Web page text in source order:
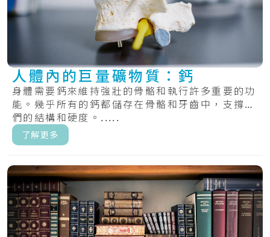
人體內的巨量礦物質：鈣
身體需要鈣來維持強壯的骨骼和執行許多重要的功
能。幾乎所有的鈣都儲存在骨骼和牙齒中，支撐它
們的結構和硬度。.....
了解更多